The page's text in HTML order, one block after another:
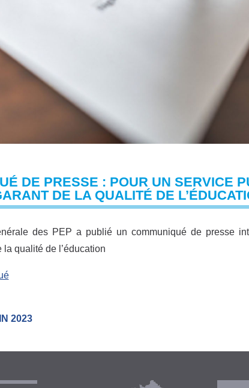
DE PRESSE : POUR UN SERVICE
DE LA QUALITÉ DE
des PEP a publié un communiqué de presse
la qualité de l’éducation
2023